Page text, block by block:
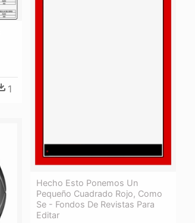
1
Hecho Esto Ponemos Un
Pequeño Cuadrado Rojo, Como
Se - Fondos De Revistas Para
Editar